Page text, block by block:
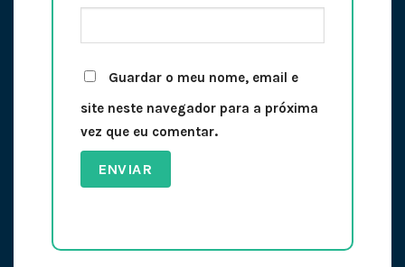
Guardar o meu nome, email e
site neste navegador para a próxima
vez que eu comentar.